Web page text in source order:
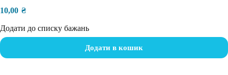
10,00 ₴
Додати до списку бажань
Додати в кошик